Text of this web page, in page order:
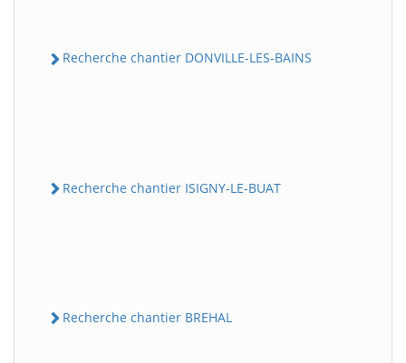
Recherche chantier DONVILLE-LES-BAINS
Recherche chantier ISIGNY-LE-BUAT
Recherche chantier BREHAL